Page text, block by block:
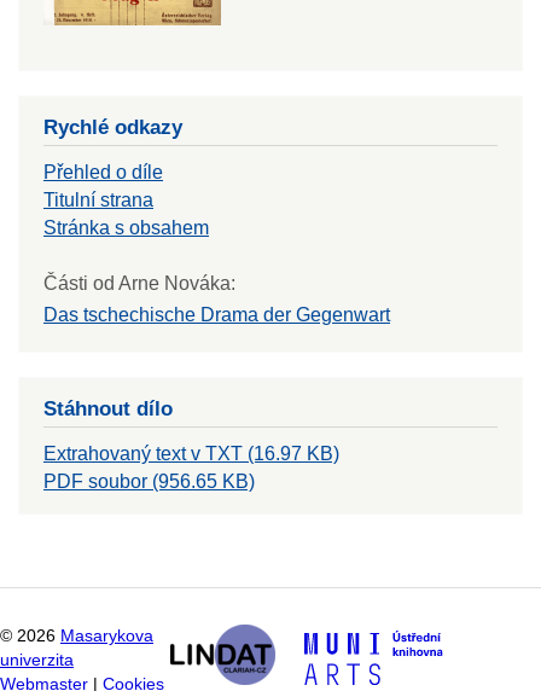
Rychlé odkazy
Přehled o díle
Titulní strana
Stránka s obsahem
Části od Arne Nováka:
Das tschechische Drama der Gegenwart
Stáhnout dílo
Extrahovaný text v TXT (16.97 KB)
PDF soubor (956.65 KB)
© 2026 Masarykova
univerzita
Webmaster
Cookies